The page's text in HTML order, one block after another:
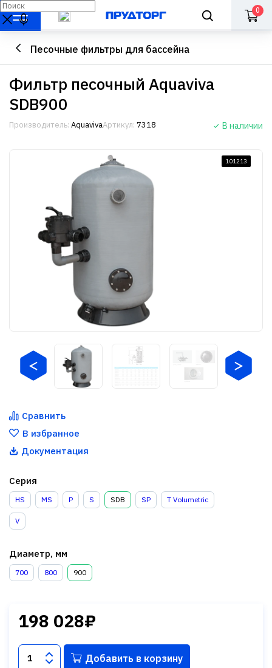
0
Песочные фильтры для бассейна
Фильтр песочный Aquaviva
SDB900
Производитель: AquavivaАртикул: 7318 В наличии
101213
Сравнить
В избранное
Документация
Серия
HS MS P S SDB SP T Volumetric
V
Диаметр, мм
700 800 900
198 028₽
Добавить в корзину